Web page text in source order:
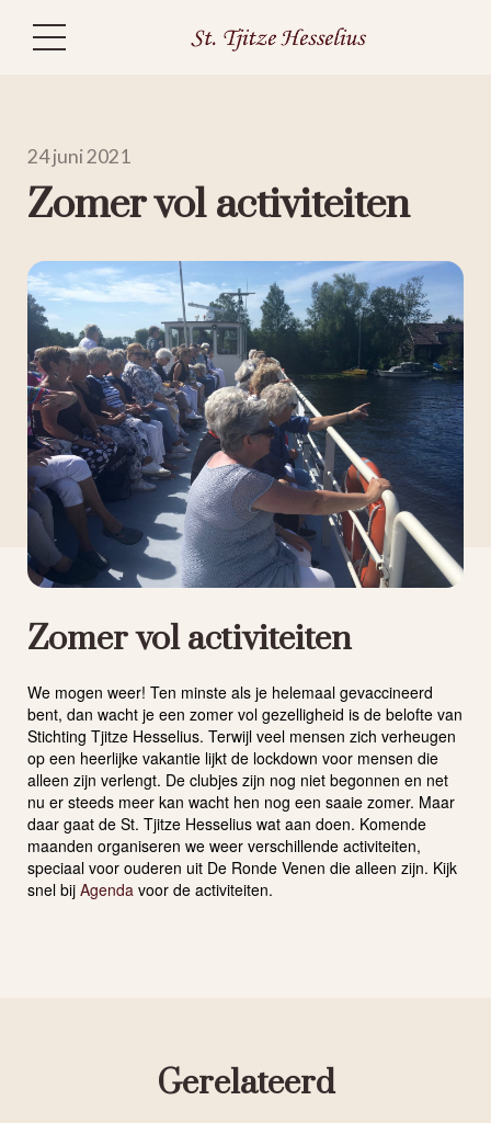
24 juni 2021
Zomer vol activiteiten
Zomer vol activiteiten
We mogen weer! Ten minste als je helemaal gevaccineerd
bent, dan wacht je een zomer vol gezelligheid is de belofte van
Stichting Tjitze Hesselius. Terwijl veel mensen zich verheugen
op een heerlijke vakantie lijkt de lockdown voor mensen die
alleen zijn verlengt. De clubjes zijn nog niet begonnen en net
nu er steeds meer kan wacht hen nog een saaie zomer. Maar
daar gaat de St. Tjitze Hesselius wat aan doen. Komende
maanden organiseren we weer verschillende activiteiten,
speciaal voor ouderen uit De Ronde Venen die alleen zijn. Kijk
snel bij Agenda voor de activiteiten.
Gerelateerd